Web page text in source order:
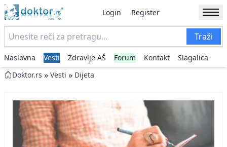
Login Register
Traži
Naslovna Vesti Zdravlje AŠ Forum Kontakt
Slagalica
Doktor.rs » Vesti » Dijeta